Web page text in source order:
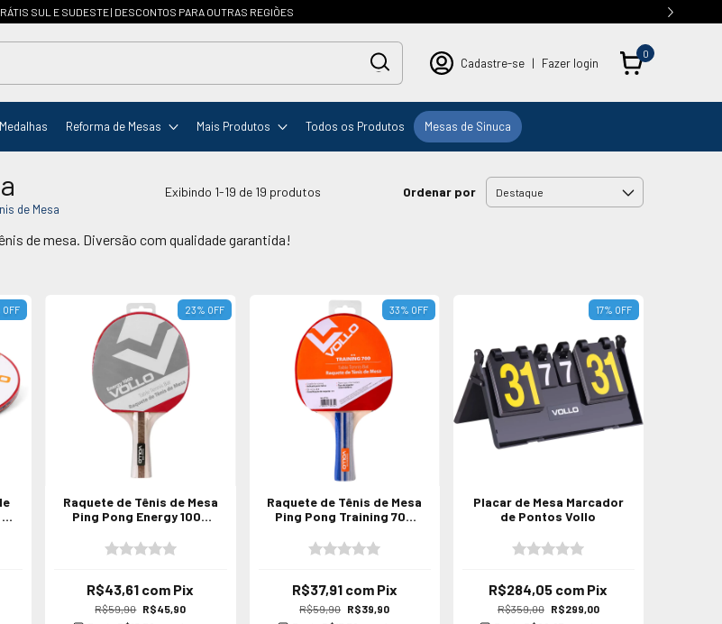
CUPOM: PRIMEIRACOMPRA | 5% OFF na 1ª compra
Cadastre-se | Fazer login
0
Reforma de Mesas Mais Produtos Todos os Produtos Mesas de Sinuca
de Mesa
Exibindo 1-19 de 19 produtos Ordenar por
de mesa. Diversão com qualidade garantida!
OFF
-
23% OFF
Raquete de Tênis de Mesa
Ping Pong Energy 1000
R$59,90 R$45,90
R$43,61 com Pix
33% OFF
Raquete de Tênis de Mesa
Ping Pong Training 700
R$59,90 R$39,90
R$37,91 com Pix
17% OFF
Placar de Mesa Marcador
de Pontos Vollo
R$359,00 R$299,00
R$284,05 com Pix